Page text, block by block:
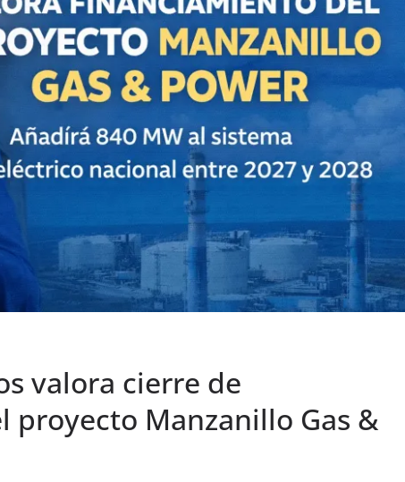
valora cierre de
Manzanillo Gas &